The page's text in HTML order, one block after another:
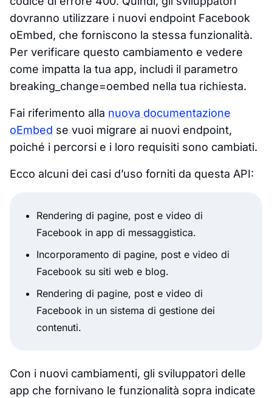
dovranno utilizzare i nuovi endpoint Facebook
oEmbed, che forniscono la stessa funzionalità.
Per verificare questo cambiamento e vedere
come impatta la tua app, includi il parametro
breaking_change=oembed nella tua richiesta.
Fai riferimento alla nuova documentazione
oEmbed se vuoi migrare ai nuovi endpoint,
poiché i percorsi e i loro requisiti sono cambiati.
Ecco alcuni dei casi d’uso forniti da questa API:
Rendering di pagine, post e video di
Facebook in app di messaggistica.
Incorporamento di pagine, post e video di
Facebook su siti web e blog.
Rendering di pagine, post e video di
Facebook in un sistema di gestione dei
contenuti.
Con i nuovi cambiamenti, gli sviluppatori delle
app che fornivano le funzionalità sopra indicate